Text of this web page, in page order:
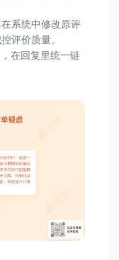
系统中修改原评
评价质量。
在回复里统一链